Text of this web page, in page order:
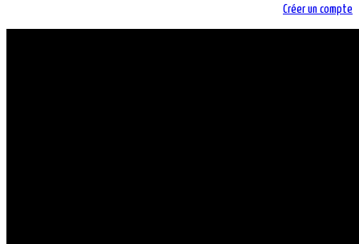
Créer un compte